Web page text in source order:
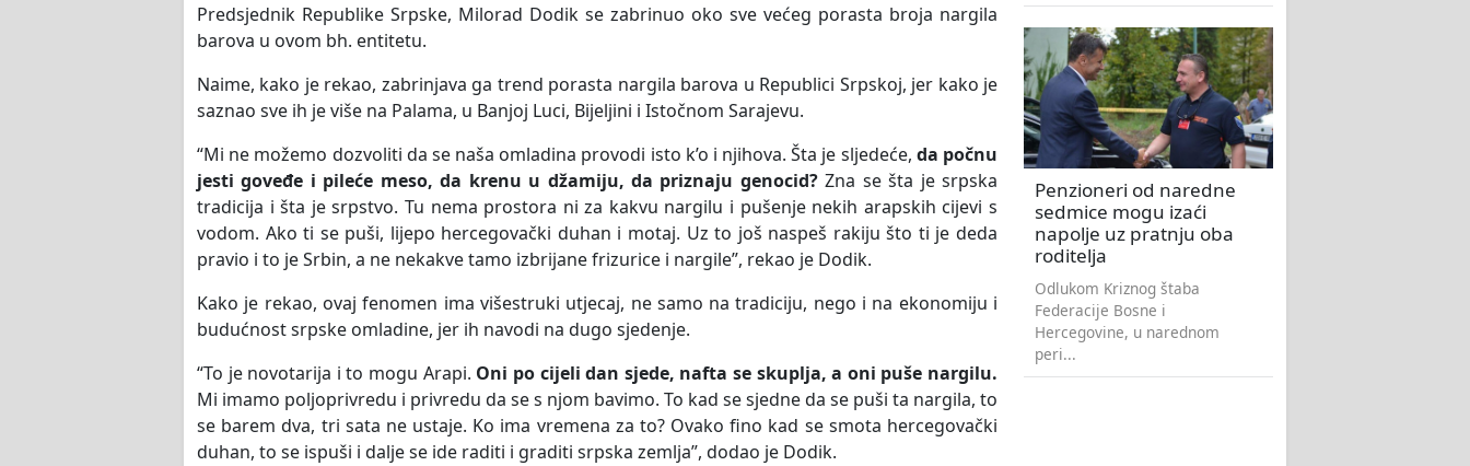
Predsjednik Republike Srpske, Milorad Dodik se zabrinuo oko sve većeg porasta broja nargila
barova u ovom bh. entitetu.
Naime, kako je rekao, zabrinjava ga trend porasta nargila barova u Republici Srpskoj, jer kako je
saznao sve ih je više na Palama, u Banjoj Luci, Bijeljini i Istočnom Sarajevu.
“Mi ne možemo dozvoliti da se naša omladina provodi isto k’o i njihova. Šta je sljedeće, da počnu
jesti goveđe i pileće meso, da krenu u džamiju, da priznaju genocid?Zna se šta je srpska
tradicija i šta je srpstvo. Tu nema prostora ni za kakvu nargilu i pušenje nekih arapskih cijevi s
vodom. Ako ti se puši, lijepo hercegovački duhan i motaj. Uz to još naspeš rakiju što ti je deda
pravio i to je Srbin, a ne nekakve tamo izbrijane frizurice i nargile”, rekao je Dodik.
Kako je rekao, ovaj fenomen ima višestruki utjecaj, ne samo na tradiciju, nego i na ekonomiju i
budućnost srpske omladine, jer ih navodi na dugo sjedenje.
“To je novotarija i to mogu Arapi. Oni po cijeli dan sjede, nafta se skuplja, a oni puše nargilu.
Mi imamo poljoprivredu i privredu da se s njom bavimo. To kad se sjedne da se puši ta nargila, to
se barem dva, tri sata ne ustaje. Ko ima vremena za to? Ovako fino kad se smota hercegovački
duhan, to se ispuši i dalje se ide raditi i graditi srpska zemlja”, dodao je Dodik.
Penzioneri od naredne
sedmice mogu izaći
napolje uz pratnju oba
roditelja
Odlukom Kriznog štaba
Federacije Bosne i
Hercegovine, u narednom
peri...